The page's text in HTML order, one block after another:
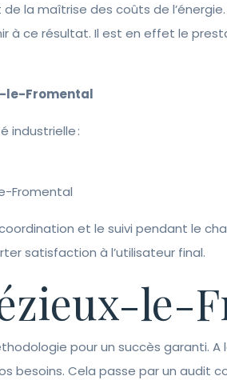
la maîtrise des coûts de
à ce résultat. Il est en effet le
le-Fromental
industrielle :
Fromental
et le suivi pendant le
satisfaction à l’utilisateur final.
le-
pour un succès
besoins. Cela passe par un